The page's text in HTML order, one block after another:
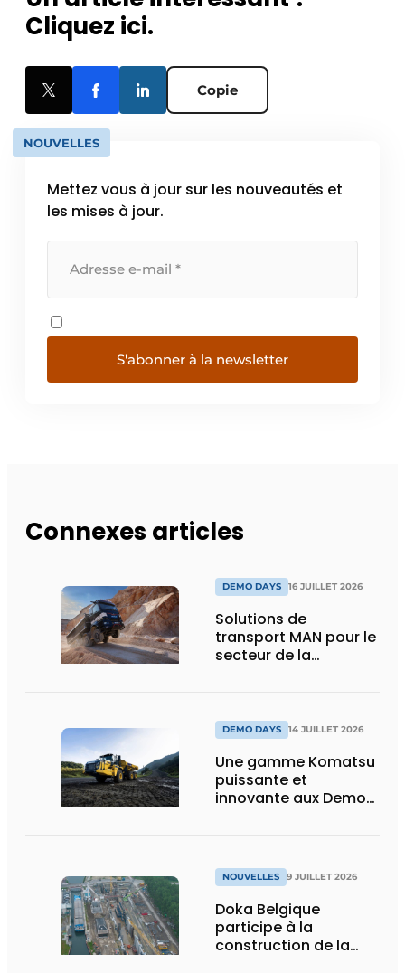
Cliquez ici.
Copie
NOUVELLES
Mettez vous à jour sur les nouveautés et
les mises à jour.
S'abonner à la newsletter
Connexes articles
DEMO DAYS 16 JUILLET 2026
Solutions de
transport MAN pour le
secteur de la
DEMO DAYS 14 JUILLET 2026
Une gamme Komatsu
puissante et
innovante aux Demo
NOUVELLES 9 JUILLET 2026
Doka Belgique
participe à la
construction de la